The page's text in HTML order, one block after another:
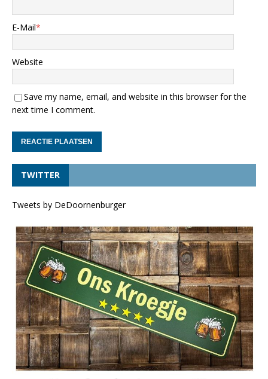
E-Mail*
Website
Save my name, email, and website in this browser for the
next time I comment.
TWITTER
Tweets by DeDoornenburger